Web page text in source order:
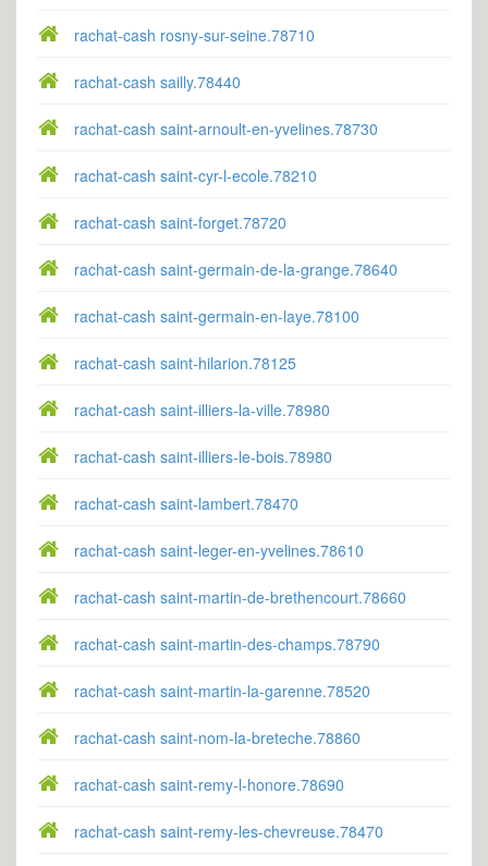
rachat-cash rosny-sur-seine.78710
rachat-cash sailly.78440
rachat-cash saint-arnoult-en-yvelines.78730
rachat-cash saint-cyr-l-ecole.78210
rachat-cash saint-forget.78720
rachat-cash saint-germain-de-la-grange.78640
rachat-cash saint-germain-en-laye.78100
rachat-cash saint-hilarion.78125
rachat-cash saint-illiers-la-ville.78980
rachat-cash saint-illiers-le-bois.78980
rachat-cash saint-lambert.78470
rachat-cash saint-leger-en-yvelines.78610
rachat-cash saint-martin-de-brethencourt.78660
rachat-cash saint-martin-des-champs.78790
rachat-cash saint-martin-la-garenne.78520
rachat-cash saint-nom-la-breteche.78860
rachat-cash saint-remy-l-honore.78690
rachat-cash saint-remy-les-chevreuse.78470